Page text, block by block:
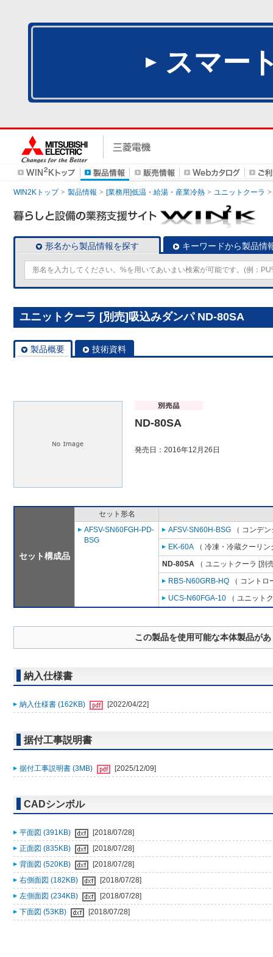
スマー
WIN2Kトップ 製品情報 [業務用]低温・給湯・産業冷熱 ユニットクーラ
形名から製品情報を探す キーワードから製品情
ユニットクーラ [別売]吸込みダンパ ND-80SA
製品概要 技術資料
ND-80SA
発売日：2016年12月26日
セット構成品
セット形名
AFSV-SN60FGH-PD-
BSG
AFSV-SN60H-BSG （ コンデ
EK-60A （ 冷凍・冷蔵クーリ
ND-80SA （ ユニットクーラ [別
RBS-N60GRB-HQ （ コント
UCS-N60FGA-10 （ ユニット
この製品を使用可能な本体製品が
納入仕様書
納入仕様書 (162KB) [2022/04/22]
据付工事説明書
据付工事説明書 (3MB) [2025/12/09]
CADシンボル
平面図 (391KB)
[2018/07/28]
正面図 (835KB)
[2018/07/28]
背面図 (520KB)
[2018/07/28]
右側面図 (182KB)
[2018/07/28]
左側面図 (234KB)
[2018/07/28]
下面図 (53KB)
[2018/07/28]